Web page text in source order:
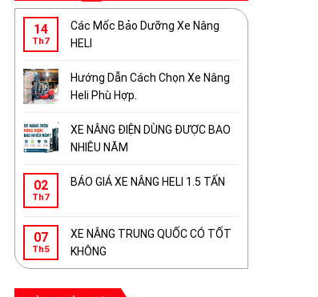
14
Th7
Các Mốc Bảo Dưỡng Xe Nâng
HELI
Hướng Dẫn Cách Chọn Xe Nâng
Heli Phù Hợp.
XE NÂNG ĐIỆN DÙNG ĐƯỢC BAO
NHIÊU NĂM
02
Th7
BÁO GIÁ XE NÂNG HELI 1.5 TẤN
07
Th5
XE NÂNG TRUNG QUỐC CÓ TỐT
KHÔNG